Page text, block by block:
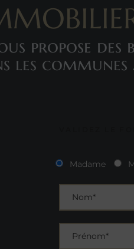
propose des
les
Madame